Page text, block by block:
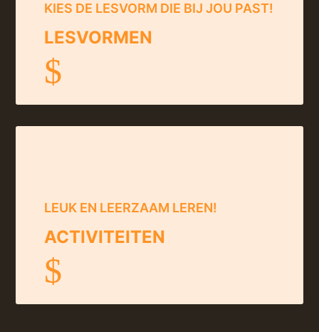
KIES DE LESVORM DIE BIJ JOU PAST!
LESVORMEN
$
LEUK EN LEERZAAM LEREN!
ACTIVITEITEN
$